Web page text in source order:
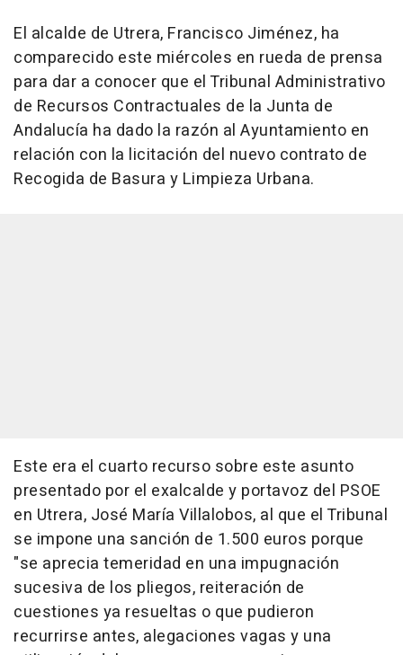
El alcalde de Utrera, Francisco Jiménez, ha
comparecido este miércoles en rueda de prensa
para dar a conocer que el Tribunal Administrativo
de Recursos Contractuales de la Junta de
Andalucía ha dado la razón al Ayuntamiento en
relación con la licitación del nuevo contrato de
Recogida de Basura y Limpieza Urbana.
Este era el cuarto recurso sobre este asunto
presentado por el exalcalde y portavoz del PSOE
en Utrera, José María Villalobos, al que el Tribunal
se impone una sanción de 1.500 euros porque
"se aprecia temeridad en una impugnación
sucesiva de los pliegos, reiteración de
cuestiones ya resueltas o que pudieron
recurrirse antes, alegaciones vagas y una